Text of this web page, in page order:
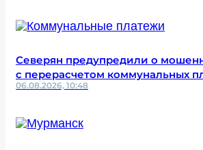
Северян предупредили о
с перерасчетом коммунальных
06.08.2026, 10:48